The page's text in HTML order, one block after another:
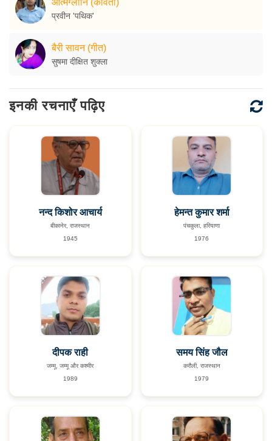
प्रवीन 'पथिक'
बैरी सावन (गीत)
सुषमा दीक्षित शुक्ला
इनकी रचनाएँ पढ़िए
नन्द किशोर आचार्य
बीकानेर, राजस्थान
1945
हेमन्त कुमार शर्मा
पंचकुला, हरियाणा
1976
दीपक राही
जम्मू, जम्मू और कश्मीर
1989
समय सिंह जौल
करौली, राजस्थान
1979